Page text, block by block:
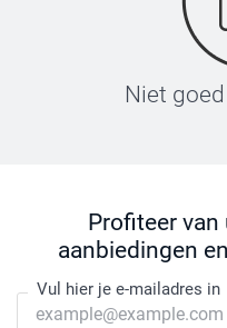
Niet
Profiteer
aanbiedingen
Vul hier je e-mailadres in